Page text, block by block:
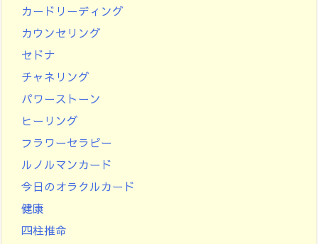
カードリーディング
カウンセリング
セドナ
チャネリング
パワーストーン
ヒーリング
フラワーセラピー
ルノルマンカード
今日のオラクルカード
健康
四柱推命